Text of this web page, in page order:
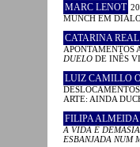
MARC LENOT
MUNCH EM
CATARINA REAL
APONTAMENTOS
DUELO DE INÊS
LUIZ CAMILLO
ARTE: AINDA
FILIPA ALMEIDA
A VIDA É
ESBANJADA NUM